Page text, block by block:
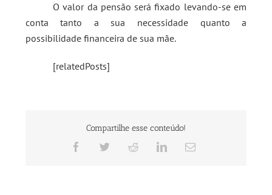
O valor da pensão será fixado levando-se em
conta tanto a sua necessidade quanto a
possibilidade financeira de sua mãe.
[relatedPosts]
Compartilhe esse conteúdo!
FacebookTwitterRedditLinkedIn
E-